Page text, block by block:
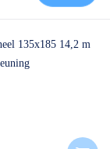
135x185 14,2 m